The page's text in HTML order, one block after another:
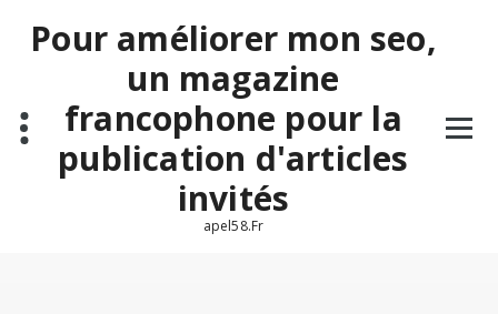
contenuPour améliorer mon seo,
un magazine
francophone pour la
publication d'articles
invités
apel58.Fr